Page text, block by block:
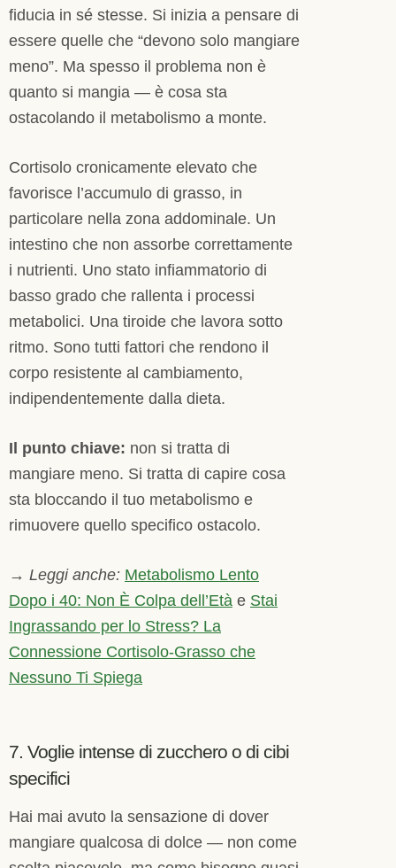
fiducia in sé stesse. Si inizia a pensare di
essere quelle che “devono solo mangiare
meno”. Ma spesso il problema non è
quanto si mangia — è cosa sta
ostacolando il metabolismo a monte.
Cortisolo cronicamente elevato che
favorisce l’accumulo di grasso, in
particolare nella zona addominale. Un
intestino che non assorbe correttamente
i nutrienti. Uno stato infiammatorio di
basso grado che rallenta i processi
metabolici. Una tiroide che lavora sotto
ritmo. Sono tutti fattori che rendono il
corpo resistente al cambiamento,
indipendentemente dalla dieta.
Il punto chiave: non si tratta di
mangiare meno. Si tratta di capire cosa
sta bloccando il tuo metabolismo e
rimuovere quello specifico ostacolo.
→ Leggi anche: Metabolismo Lento
Dopo i 40: Non È Colpa dell’Età e Stai
Ingrassando per lo Stress? La
Connessione Cortisolo-Grasso che
Nessuno Ti Spiega
7. Voglie intense di zucchero o di cibi
specifici
Hai mai avuto la sensazione di dover
mangiare qualcosa di dolce — non come